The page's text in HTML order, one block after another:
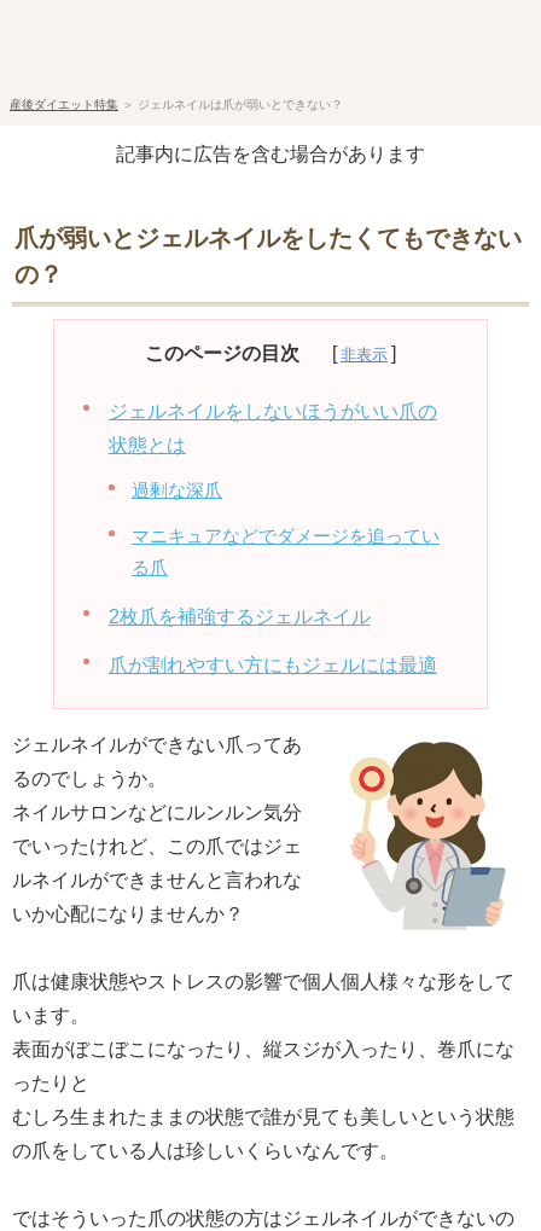
産後ダイエット特集 ＞ ジェルネイルは爪が弱いとできない？
記事内に広告を含む場合があります
爪が弱いとジェルネイルをしたくてもできない
の？
このページの目次
ジェルネイルをしないほうがいい爪の
状態とは
過剰な深爪
マニキュアなどでダメージを追ってい
る爪
2枚爪を補強するジェルネイル
爪が割れやすい方にもジェルには最適
ジェルネイルができない爪ってあ
るのでしょうか。
ネイルサロンなどにルンルン気分
でいったけれど、この爪ではジェ
ルネイルができませんと言われな
いか心配になりませんか？
爪は健康状態やストレスの影響で個人個人様々な形をして
います。
表面がぼこぼこになったり、縦スジが入ったり、巻爪にな
ったりと
むしろ生まれたままの状態で誰が見ても美しいという状態
の爪をしている人は珍しいくらいなんです。
ではそういった爪の状態の方はジェルネイルができないの